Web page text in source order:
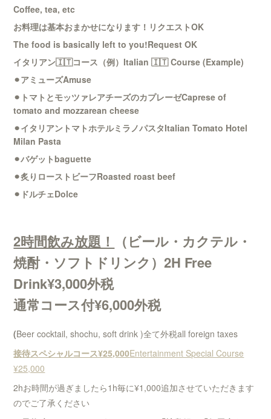
Coffee, tea, etc
お料理は基本おまかせになります！リクエストOK
The food is basically left to you!Request OK
イタリアン🇮🇹コース（例）Italian 🇮🇹 Course (Example)
⚫︎アミューズAmuse
⚫︎トマトとモッツァレアチーズのカプレーゼCaprese of
tomato and mozzarean cheese
⚫︎イタリアントマトホテルミラノパスタItalian Tomato Hotel
Milan Pasta
⚫︎バゲットbaguette
⚫︎炙りローストビーフRoasted roast beef
⚫︎ドルチェDolce
2時間飲み放題！
（ビール・カクテル・
焼酎・ソフトドリンク）2H Free
Drink¥3,000外税
通常コース付¥6,000外税
(Beer cocktail, shochu, soft drink )全て外税all foreign taxes
接待スペシャルコース¥25,000Entertainment Special Course
¥25,000
2hお時間が過ぎましたら1h毎に¥1,000追加させていただきます
のでご了承ください